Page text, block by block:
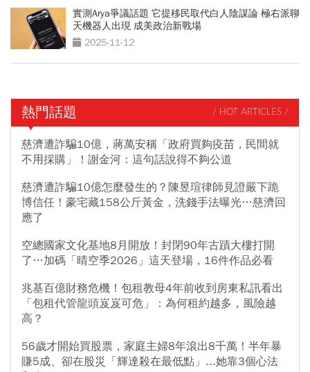
實測Arya爭議話題 它提移民取代白人陰謀論 極右派聊
天機器人出現 成美政治新戰場
2025-11-12
熱門話題 / HOT ARTICLES /
慈濟遭詐騙10億，蔣萬安稱「政府買夠疫苗，民間就
不用採購」！謝金河：這句話說得不夠公道
慈濟遭詐騙10億怎麼發生的？陳昱瑄律師見證嚴下跪
博信任！豪宅藏158公斤黃金，洗錢手法曝光…慈濟回
應了
空總國家文化基地8月開放！封閉90年古蹟大樓打開
了…加碼「晴空季2026」這天登場，16件作品必看
兆基百億財務危機！包租教母4年前收到房東私訊看出
「包租代管龍頭岌岌可危」：為何租約越多，風險越
高？
56歲才開始買股票，家庭主婦8年滾出8千萬！半年暴
賺5成、卻在股災「輝達殺在最低點」...她靠3個心法